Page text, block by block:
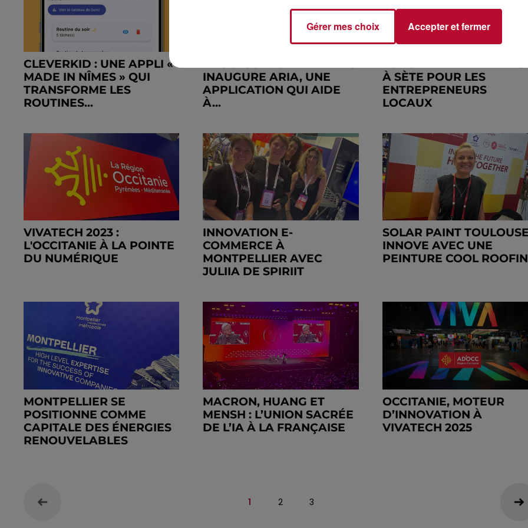
CLEVERKID : UNE APPLI «
MADE IN NÎMES » QUI
TRANSFORME LES
ROUTINES...
INAUGURE ARIA, UNE
APPLICATION QUI AIDE
À...
À SÈTE POUR LES
ENTREPRENEURS
LOCAUX
VIVATECH 2023 :
L'OCCITANIE À LA POINTE
DU NUMÉRIQUE
INNOVATION E-
COMMERCE À
MONTPELLIER AVEC
JULIIA DE SPIRIIT
SOLAR PAINT TOULOUSE
INNOVE AVEC UNE
PEINTURE COOL
MONTPELLIER SE
POSITIONNE COMME
CAPITALE DES ÉNERGIES
RENOUVELABLES
MACRON, HUANG ET
MENSH : L’UNION SACRÉE
DE L’IA À LA FRANÇAISE
OCCITANIE, MOTEUR
D’INNOVATION À
VIVATECH 2025
1 2 3
Gérer mes choix Accepter et fermer